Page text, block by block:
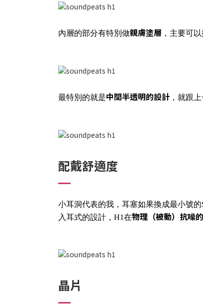
內層的部分有特別做親膚塗層 ，主要可
最特別的就是中間半透明的設計 ，就跟
配戴舒適度
小耳洞代表的我，耳塞如果換成最小號
入耳式的設計，H1在物理（被動）抗噪
晶片